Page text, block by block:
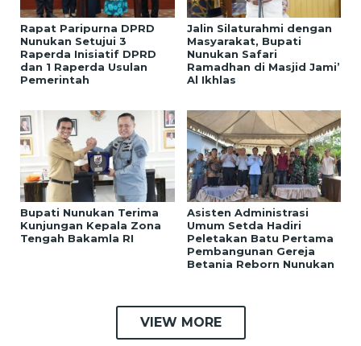
Rapat Paripurna DPRD
Nunukan Setujui 3
Raperda Inisiatif DPRD
dan 1 Raperda Usulan
Pemerintah
Jalin Silaturahmi dengan
Masyarakat, Bupati
Nunukan Safari
Ramadhan di Masjid Jami’
Al Ikhlas
Bupati Nunukan Terima
Kunjungan Kepala Zona
Tengah Bakamla RI
Asisten Administrasi
Umum Setda Hadiri
Peletakan Batu Pertama
Pembangunan Gereja
Betania Reborn Nunukan
VIEW MORE